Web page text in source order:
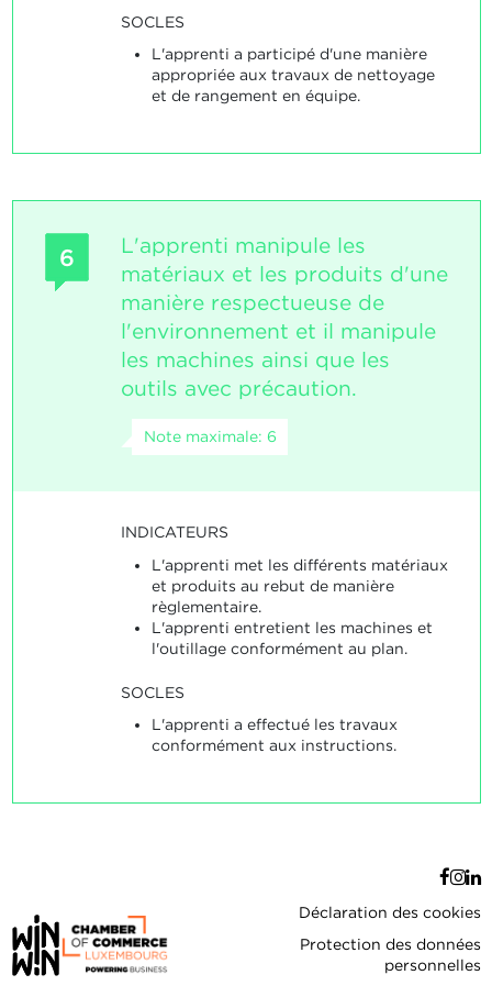
SOCLES
L'apprenti a participé d'une manière
appropriée aux travaux de nettoyage
et de rangement en équipe.
6
L'apprenti manipule les
matériaux et les produits d'une
manière respectueuse de
l'environnement et il manipule
les machines ainsi que les
outils avec précaution.
Note maximale: 6
INDICATEURS
L'apprenti met les différents matériaux
et produits au rebut de manière
règlementaire.
L'apprenti entretient les machines et
l'outillage conformément au plan.
SOCLES
L'apprenti a effectué les travaux
conformément aux instructions.
Déclaration des cookies
Protection des données
personnelles